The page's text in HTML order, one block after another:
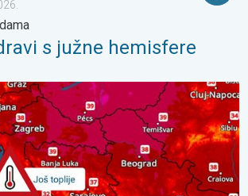
s južne hemisfere
kada?. Lokalno 40-ice. . . nedjelja, 2.